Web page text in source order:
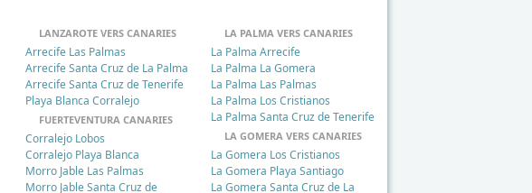
LANZAROTE VERS CANARIES
Arrecife Las Palmas
Arrecife Santa Cruz de La Palma
Arrecife Santa Cruz de Tenerife
Playa Blanca Corralejo
FUERTEVENTURA CANARIES
Corralejo Lobos
Corralejo Playa Blanca
Morro Jable Las Palmas
Morro Jable Santa Cruz de
LA PALMA VERS CANARIES
La Palma Arrecife
La Palma La Gomera
La Palma Las Palmas
La Palma Los Cristianos
La Palma Santa Cruz de Tenerife
LA GOMERA VERS CANARIES
La Gomera Los Cristianos
La Gomera Playa Santiago
La Gomera Santa Cruz de La